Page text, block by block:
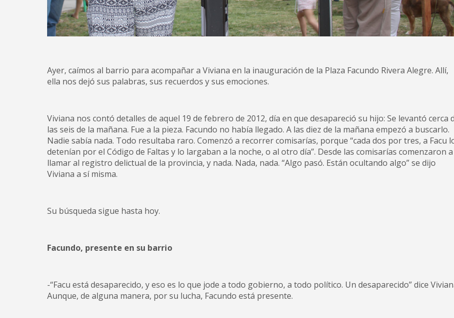
Ayer, caímos al barrio para acompañar a Viviana en la inauguración de la Plaza Facundo Rivera Alegre. Allí,
ella nos dejó sus palabras, sus recuerdos y sus emociones.
Viviana nos contó detalles de aquel 19 de febrero de 2012, día en que desapareció su hijo: Se levantó cerca
las seis de la mañana. Fue a la pieza. Facundo no había llegado. A las diez de la mañana empezó a buscarlo.
Nadie sabía nada. Todo resultaba raro. Comenzó a recorrer comisarías, porque “cada dos por tres, a Facu
detenían por el Código de Faltas y lo largaban a la noche, o al otro día”. Desde las comisarías comenzaron a
llamar al registro delictual de la provincia, y nada. Nada, nada. “Algo pasó. Están ocultando algo” se dijo
Viviana a sí misma.
Su búsqueda sigue hasta hoy.
Facundo, presente en su barrio
-“Facu está desaparecido, y eso es lo que jode a todo gobierno, a todo político. Un desaparecido” dice
Aunque, de alguna manera, por su lucha, Facundo está presente.